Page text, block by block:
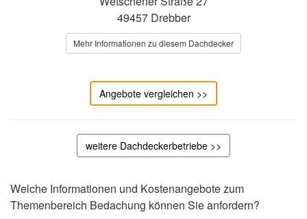
49457 Drebber
Mehr Informationen zu diesem Dachdecker
Angebote vergleichen >>
weitere Dachdeckerbetriebe >>
Welche Informationen und Kostenangebote zum
Themenbereich Bedachung können Sie anfordern?